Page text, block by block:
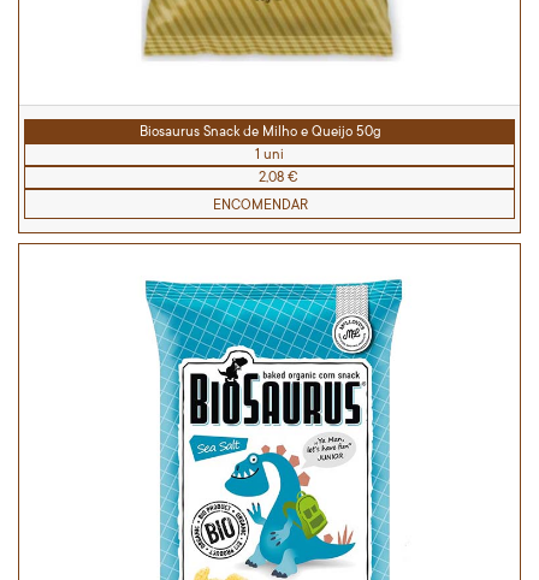
Biosaurus Snack de Milho e Queijo 50g
1 uni
2,08 €
ENCOMENDAR